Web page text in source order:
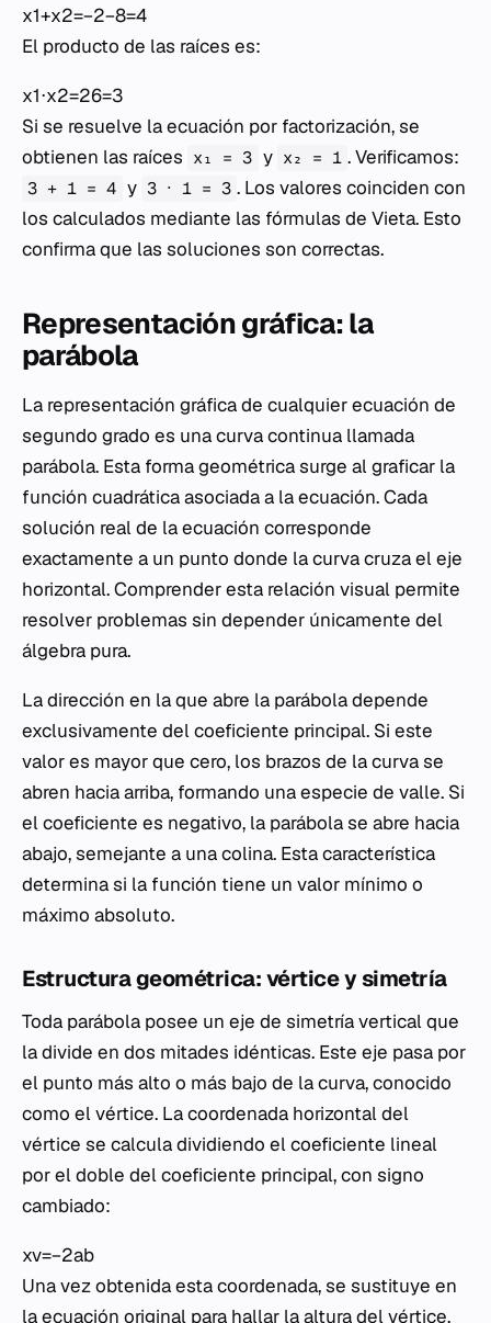
x1​+x2​=−2−8​=4
El producto de las raíces es:
x1​⋅x2​=26​=3
Si se resuelve la ecuación por factorización, se
obtienen las raíces x₁ = 3 y x₂ = 1 . Verificamos:
3 + 1 = 4 y 3 1 = 3 . Los valores coinciden con
los calculados mediante las fórmulas de Vieta. Esto
confirma que las soluciones son correctas.
Representación gráfica: la
parábola
La representación gráfica de cualquier ecuación de
segundo grado es una curva continua llamada
parábola. Esta forma geométrica surge al graficar la
función cuadrática asociada a la ecuación. Cada
solución real de la ecuación corresponde
exactamente a un punto donde la curva cruza el eje
horizontal. Comprender esta relación visual permite
resolver problemas sin depender únicamente del
álgebra pura.
La dirección en la que abre la parábola depende
exclusivamente del coeficiente principal. Si este
valor es mayor que cero, los brazos de la curva se
abren hacia arriba, formando una especie de valle. Si
el coeficiente es negativo, la parábola se abre hacia
abajo, semejante a una colina. Esta característica
determina si la función tiene un valor mínimo o
máximo absoluto.
Estructura geométrica: vértice y simetría
Toda parábola posee un eje de simetría vertical que
la divide en dos mitades idénticas. Este eje pasa por
el punto más alto o más bajo de la curva, conocido
como el vértice. La coordenada horizontal del
vértice se calcula dividiendo el coeficiente lineal
por el doble del coeficiente principal, con signo
cambiado:
xv​=−2ab​
Una vez obtenida esta coordenada, se sustituye en
la ecuación original para hallar la altura del vértice.